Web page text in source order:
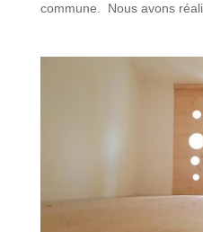
commune. Nous avons